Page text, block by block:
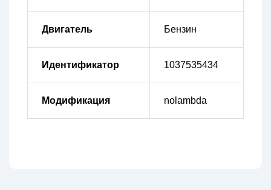
Двигатель Бензин
Идентификатор 1037535434
Модификация nolambda